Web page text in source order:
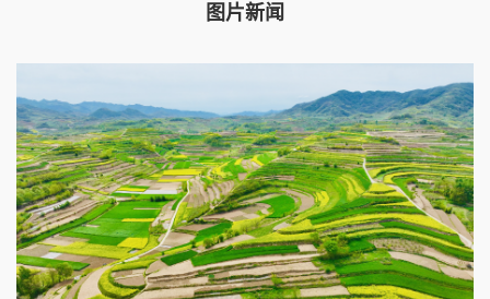
图片新闻